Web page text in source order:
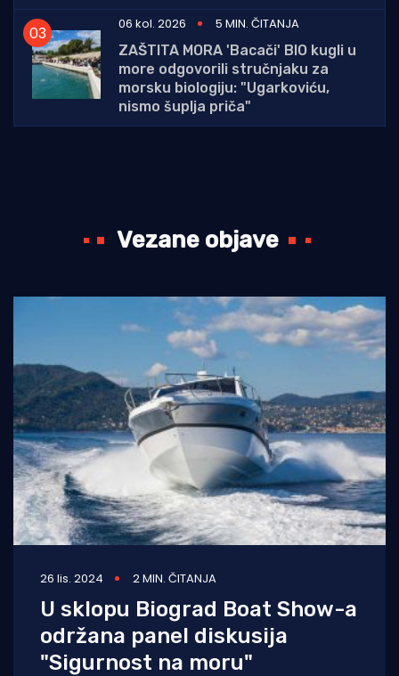
06 kol. 2026
5 MIN. ČITANJA
ZAŠTITA MORA 'Bacači' BIO kugli u
more odgovorili stručnjaku za
morsku biologiju: "Ugarkoviću,
nismo šuplja priča"
Vezane objave
26 lis. 2024 2 MIN. ČITANJA
U sklopu Biograd Boat Show-a
održana panel diskusija
"Sigurnost na moru"